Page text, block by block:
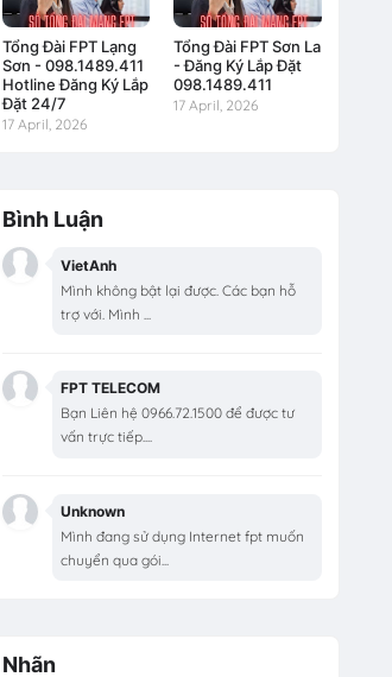
Tổng Đài FPT Lạng
Sơn - 098.1489.411
Hotline Đăng Ký Lắp
Đặt 24/7
17 April, 2026
Tổng Đài FPT Sơn La
- Đăng Ký Lắp Đặt
098.1489.411
17 April, 2026
Bình Luận
VietAnh
Mình không bật lại được. Các bạn hỗ
trợ với. Mình ...
FPT TELECOM
Bạn Liên hệ 0966.72.1500 để được tư
vấn trực tiếp....
Unknown
Mình đang sử dụng Internet fpt muốn
chuyển qua gói...
Nhãn